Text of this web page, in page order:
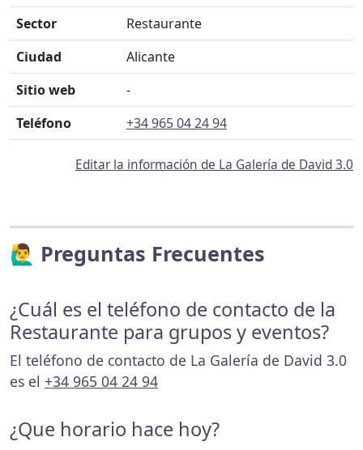
Sector
Restaurante
Ciudad
Alicante
Sitio web
-
Teléfono
+34 965 04 24 94
Editar la información de La Galería de David 3.0
🙋‍♂️ Preguntas Frecuentes
¿Cuál es el teléfono de contacto de la
Restaurante para grupos y eventos?
El teléfono de contacto de La Galería de David 3.0
es el +34 965 04 24 94
¿Que horario hace hoy?